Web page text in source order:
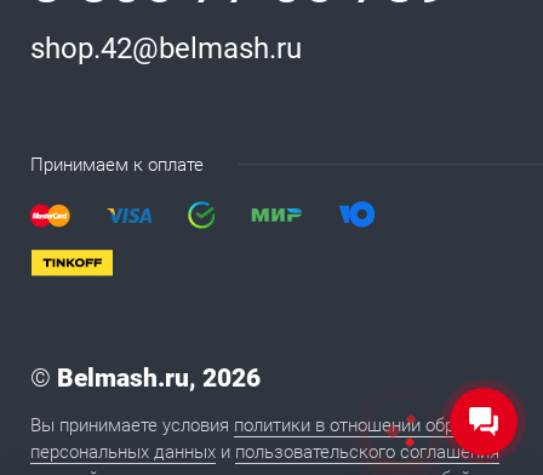
shop.42@belmash.ru
Принимаем к оплате
© Belmash.ru, 2026
Вы принимаете условия политики в отношении обработки
персональных данных и пользовательского соглашения